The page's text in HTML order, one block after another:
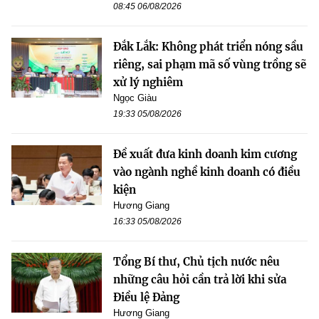
08:45 06/08/2026
Đắk Lắk: Không phát triển nóng sầu
riêng, sai phạm mã số vùng trồng sẽ
xử lý nghiêm
Ngọc Giàu
19:33 05/08/2026
Đề xuất đưa kinh doanh kim cương
vào ngành nghề kinh doanh có điều
kiện
Hương Giang
16:33 05/08/2026
Tổng Bí thư, Chủ tịch nước nêu
những câu hỏi cần trả lời khi sửa
Điều lệ Đảng
Hương Giang